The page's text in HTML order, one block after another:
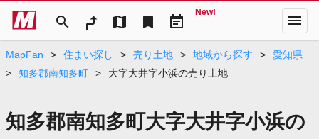
search map bookmark event_note
New! menu
MapFan > 住まい探し > 売り土地 > 地域から探す >
愛知県
>
知多郡南知多町 > 大字大井字小浜の売り土地
知多郡南知多町大字大井字小浜の